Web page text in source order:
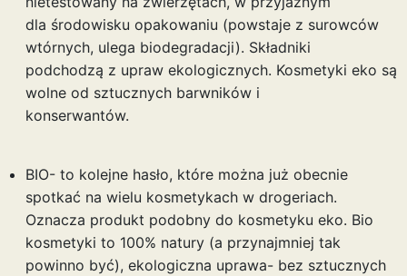
dla środowisku opakowaniu (powstaje z surowców
wtórnych, ulega biodegradacji). Składniki
podchodzą z upraw ekologicznych. Kosmetyki eko są
wolne od sztucznych barwników i
konserwantów.
BIO- to kolejne hasło, które można już obecnie
spotkać na wielu kosmetykach w drogeriach.
Oznacza produkt podobny do kosmetyku eko. Bio
kosmetyki to 100% natury (a przynajmniej tak
powinno być), ekologiczna uprawa- bez sztucznych